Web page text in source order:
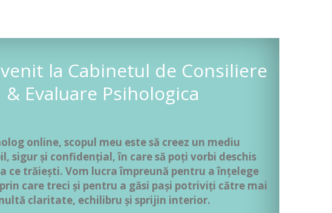
la Cabinetul de Consiliere
& Evaluare Psihologica
online, scopul meu este să creez un mediu
sigur și confidențial, în care să poți vorbi deschis
ce trăiești. Vom lucra împreună pentru a înțelege
care treci și pentru a găsi pași potriviți către mai
claritate, echilibru și sprijin interior.